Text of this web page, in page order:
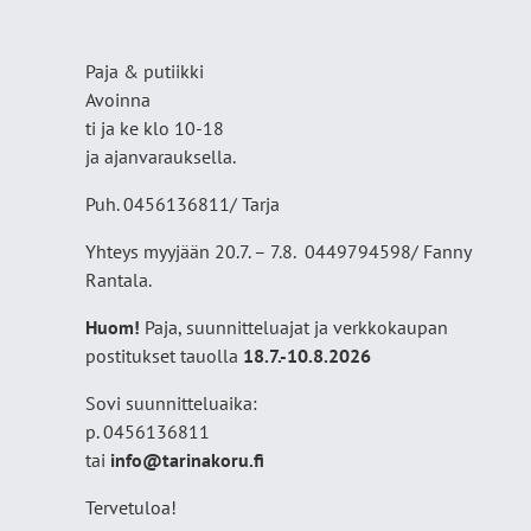
Paja & putiikki
Avoinna
ti ja ke klo 10-18
ja ajanvarauksella.
Puh. 0456136811/ Tarja
Yhteys myyjään 20.7. – 7.8. 0449794598/ Fanny
Rantala.
Huom! Paja, suunnitteluajat ja verkkokaupan
postitukset tauolla 18.7.-10.8.2026
Sovi suunnitteluaika:
p. 0456136811
tai info@tarinakoru.fi
Tervetuloa!